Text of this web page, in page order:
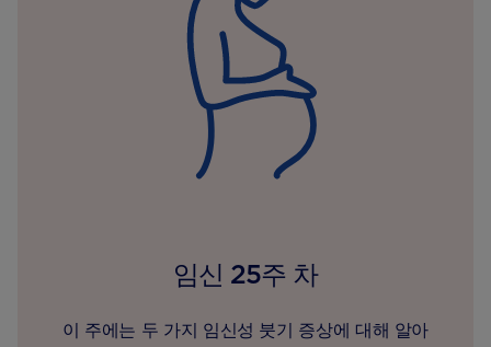
임신 25주 차
이 주에는 두 가지 임신성 붓기 증상에 대해 알아